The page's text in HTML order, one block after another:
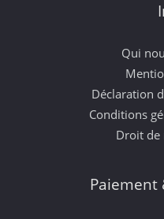
Qui
Déclaration
Conditions
Droit de
Paiement